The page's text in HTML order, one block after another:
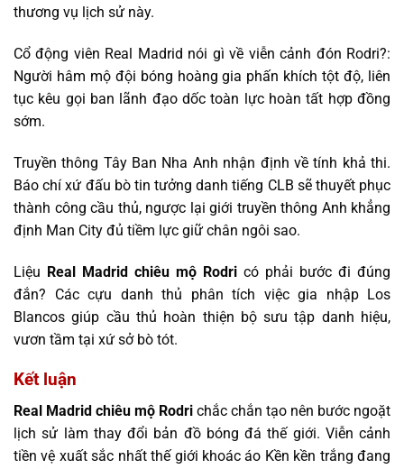
thương vụ lịch sử này.
Cổ động viên Real Madrid nói gì về viễn cảnh đón Rodri?:
Người hâm mộ đội bóng hoàng gia phấn khích tột độ, liên
tục kêu gọi ban lãnh đạo dốc toàn lực hoàn tất hợp đồng
sớm.
Truyền thông Tây Ban Nha Anh nhận định về tính khả thi.
Báo chí xứ đấu bò tin tưởng danh tiếng CLB sẽ thuyết phục
thành công cầu thủ, ngược lại giới truyền thông Anh khẳng
định Man City đủ tiềm lực giữ chân ngôi sao.
Liệu Real Madrid chiêu mộ Rodri có phải bước đi đúng
đắn? Các cựu danh thủ phân tích việc gia nhập Los
Blancos giúp cầu thủ hoàn thiện bộ sưu tập danh hiệu,
vươn tầm tại xứ sở bò tót.
Kết luận
Real Madrid chiêu mộ Rodri chắc chắn tạo nên bước ngoặt
lịch sử làm thay đổi bản đồ bóng đá thế giới. Viễn cảnh
tiền vệ xuất sắc nhất thế giới khoác áo Kền kền trắng đang